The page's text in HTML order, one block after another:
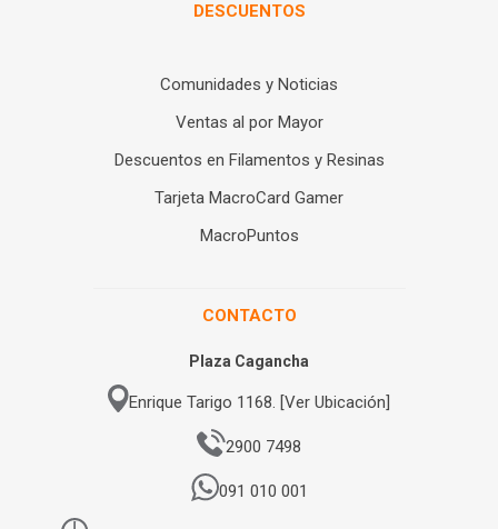
DESCUENTOS
Comunidades y Noticias
Ventas al por Mayor
Descuentos en Filamentos y Resinas
Tarjeta MacroCard Gamer
MacroPuntos
CONTACTO
Plaza Cagancha
Enrique Tarigo 1168. [Ver Ubicación]
2900 7498
091 010 001